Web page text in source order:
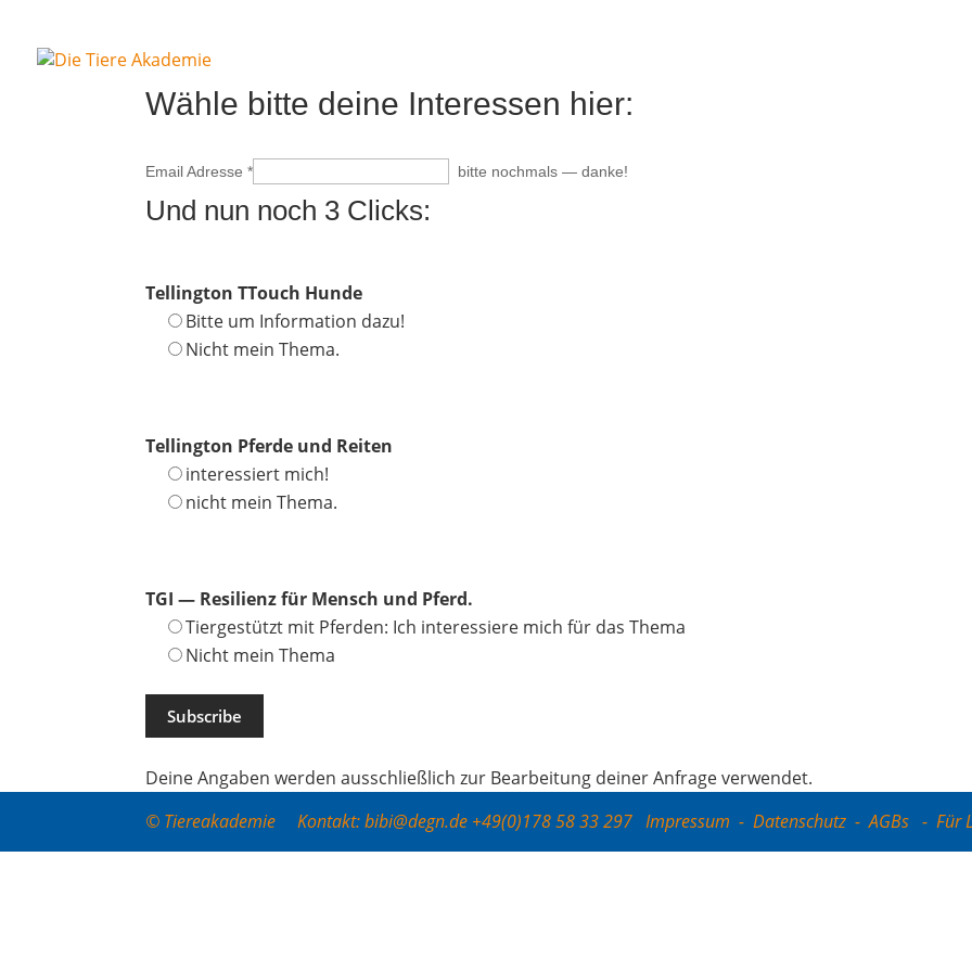
Wäh­le bit­te dei­ne Inter­es­sen hier:
Email Adres­se* bit­te noch­mals — danke!
Und nun noch 3 Clicks:
Tel­ling­ton TTouch Hunde
Bit­te um Infor­ma­ti­on dazu!
Nicht mein Thema.
Tel­ling­ton Pfer­de und Reiten
inter­es­siert mich!
nicht mein Thema.
TGI — Resi­li­enz für Mensch und Pferd.
Tier­ge­stützt mit Pfer­den: Ich inter­es­sie­re mich für das Thema
Nicht mein Thema
Dei­ne Anga­ben wer­den aus­schließ­lich zur Bear­bei­tung dei­ner Anfra­ge verwendet.
© Tiereakademie Kontakt: bibi@degn.de +49(0)178 58 33 297Impressum -Datenschutz -AGBs -Für